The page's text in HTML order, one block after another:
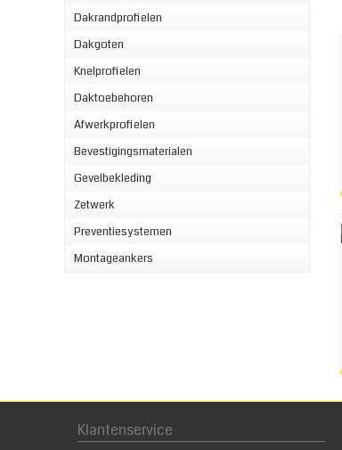
Dakrandprofielen
Dakgoten
Knelprofielen
Daktoebehoren
Afwerkprofielen
Bevestigingsmaterialen
Gevelbekleding
Zetwerk
Preventiesystemen
Montageankers
Klantenservice